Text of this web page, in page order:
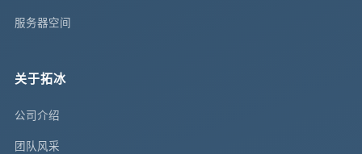
服务器空间
关于拓冰
公司介绍
团队风采